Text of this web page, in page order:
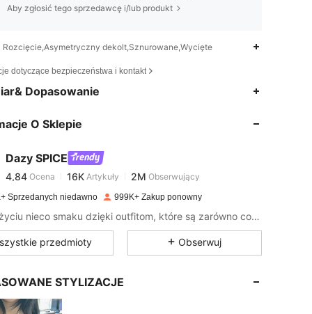
Aby zgłosić tego sprzedawcę i/lub produkt
Rozcięcie,Asymetryczny dekolt,Sznurowane,Wycięte
dotyczące bezpieczeństwa i kontakt
Dopasowanie
O Sklepie
Dazy SPICE
4,84
4,84 16K
Ocena 16KArtykuły
a***tzapłacono1 dzień temu
4,84 16K 2M
4,84
Sprzedanych niedawno 999K+ Zakup ponowny
Dodaj życiu nieco smaku dzięki outfitom, które są zarówno cool, jak i słodkie.
przedmioty Obserwuj
STYLIZACJE